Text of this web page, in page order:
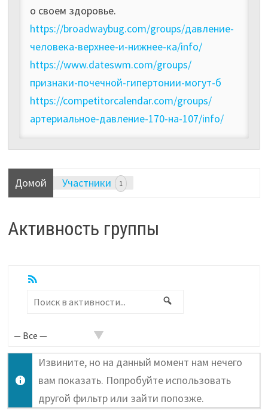
о своем здоровье.
https://broadwaybug.com/groups/давление-
человека-верхнее-и-нижнее-ка/info/
https://www.dateswm.com/groups/
признаки-почечной-гипертонии-могут-б
https://competitorcalendar.com/groups/
артериальное-давление-170-на-107/info/
Домой Участники 1
Активность группы
RSS
Поиск
активности...
Извините, но на данный момент нам нечего
вам показать. Попробуйте использовать
другой фильтр или зайти попозже.